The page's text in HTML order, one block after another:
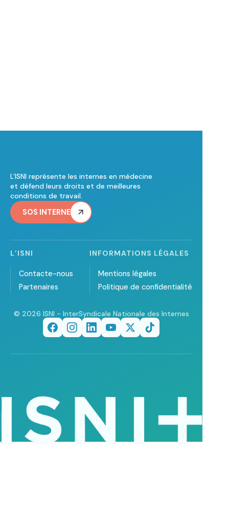
L'ISNI représente les internes en médecine
et défend leurs droits et de meilleures
conditions de travail.
SOS INTERNE
L’ISNI
Contacte-nous
Partenaires
INFORMATIONS LÉGALES
Mentions légales
Politique de confidentialité
© 2026 ISNI - InterSyndicale Nationale des Internes